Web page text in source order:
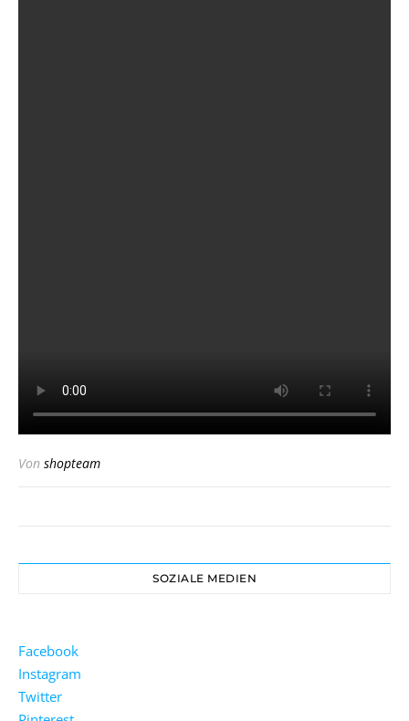
Von shopteam
SOZIALE MEDIEN
Facebook
Instagram
Twitter